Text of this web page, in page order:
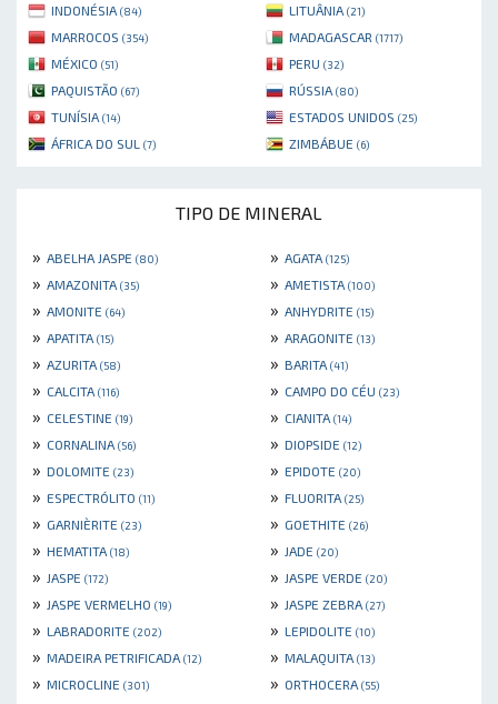
INDONÉSIA (84) LITUÂNIA (21)
MARROCOS (354) MADAGASCAR (1717)
MÉXICO (51) PERU (32)
PAQUISTÃO (67) RÚSSIA (80)
TUNÍSIA (14) ESTADOS UNIDOS (25)
ÁFRICA DO SUL (7) ZIMBÁBUE (6)
TIPO DE MINERAL
» ABELHA JASPE (80) » AGATA (125)
» AMAZONITA (35) » AMETISTA (100)
» AMONITE (64) » ANHYDRITE (15)
» APATITA (15) » ARAGONITE (13)
» AZURITA (58) » BARITA (41)
» CALCITA (116) » CAMPO DO CÉU (23)
» CELESTINE (19) » CIANITA (14)
» CORNALINA (56) » DIOPSIDE (12)
» DOLOMITE (23) » EPIDOTE (20)
» ESPECTRÓLITO (11) » FLUORITA (25)
» GARNIÈRITE (23) » GOETHITE (26)
» HEMATITA (18) » JADE (20)
» JASPE (172) » JASPE VERDE (20)
» JASPE VERMELHO (19) » JASPE ZEBRA (27)
» LABRADORITE (202) » LEPIDOLITE (10)
» MADEIRA PETRIFICADA (12) » MALAQUITA (13)
» MICROCLINE (301) » ORTHOCERA (55)